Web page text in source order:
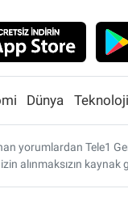
Dünya Teknoloji
yorumlardan Tele1
alınmaksızın